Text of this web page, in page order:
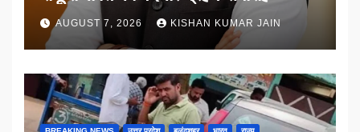
AUGUST 7, 2026 KISHAN KUMAR JAIN